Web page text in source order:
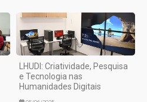
LHUDI: Criatividade, Pesquisa
e Tecnologia nas
Humanidades Digitais